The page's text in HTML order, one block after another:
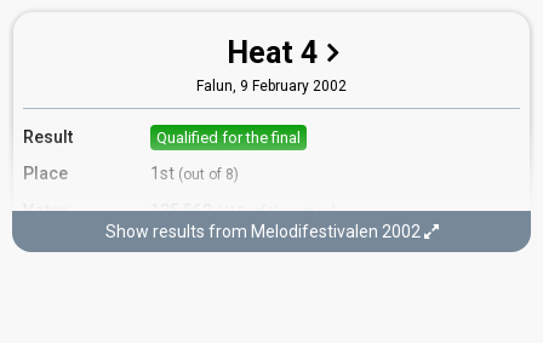
Heat 4
Falun, 9 February 2002
Result Qualified for the final
Place 1st (out of 8)
Votes 135,562(41% of the votes)
Running order 6
Show results from Melodifestivalen 2002